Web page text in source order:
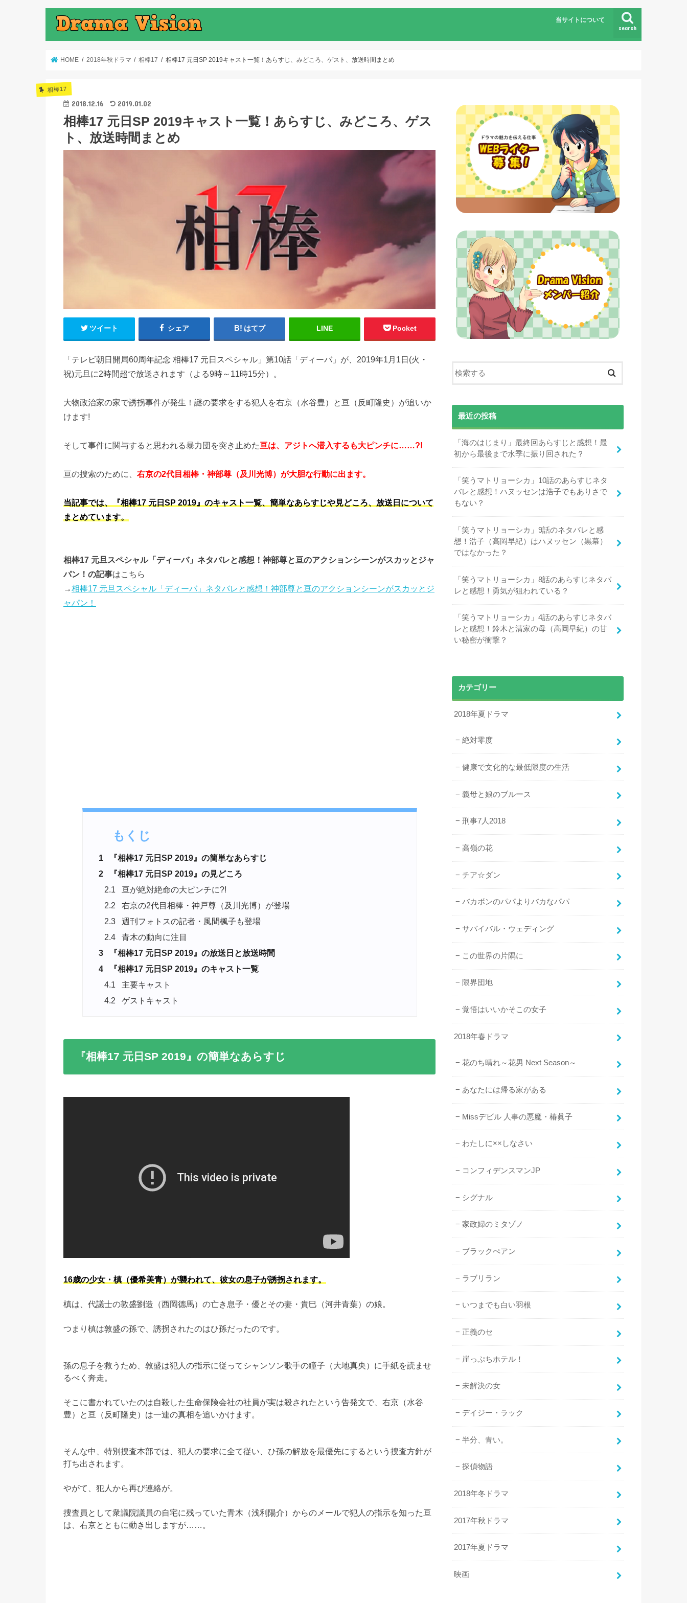
search
当サイトについて
HOME 2018年秋ドラマ 相棒17 相棒17 元日SP 2019キャスト一覧！あらすじ、みどころ、ゲスト、放送時間まとめ
相棒17
2018.12.16 2019.01.02
相棒17 元日SP 2019キャスト一覧！あらすじ、みどころ、ゲス
ト、放送時間まとめ
ツイート シェア はてブ LINE Pocket
「テレビ朝日開局60周年記念 相棒17 元日スペシャル」第10話「ディーバ」が、2019年1月1日(火・
祝)元旦に2時間超で放送されます（よる9時～11時15分）。
大物政治家の家で誘拐事件が発生！謎の要求をする犯人を右京（水谷豊）と亘（反町隆史）が追いか
けます!
そして事件に関与すると思われる暴力団を突き止めた亘は、アジトへ潜入するも大ピンチに……?!
亘の捜索のために、 右京の2代目相棒・神部尊（及川光博）が大胆な行動に出ます。
当記事では、『相棒17 元日SP 2019』のキャスト一覧、簡単なあらすじや見どころ、放送日について
まとめています。
相棒17 元旦スペシャル「ディーバ」ネタバレと感想！神部尊と亘のアクションシーンがスカッとジャ
パン！の記事はこちら
→相棒17 元旦スペシャル「ディーバ」ネタバレと感想！神部尊と亘のアクションシーンがスカッとジ
ャパン！
もくじ
1
『相棒17 元日SP 2019』の簡単なあらすじ
2
『相棒17 元日SP 2019』の見どころ
2.1
亘が絶対絶命の大ピンチに?!
2.2
右京の2代目相棒・神戸尊（及川光博）が登場
2.3
週刊フォトスの記者・風間楓子も登場
2.4
青木の動向に注目
3
『相棒17 元日SP 2019』の放送日と放送時間
4
『相棒17 元日SP 2019』のキャスト一覧
4.1
主要キャスト
4.2
ゲストキャスト
『相棒17 元日SP 2019』の簡単なあらすじ
16歳の少女・槙（優希美青）が襲われて、彼女の息子が誘拐されます。
槙は、代議士の敦盛劉造（西岡德馬）の亡き息子・優とその妻・貴巳（河井青葉）の娘。
つまり槙は敦盛の孫で、誘拐されたのはひ孫だったのです。
孫の息子を救うため、敦盛は犯人の指示に従ってシャンソン歌手の瞳子（大地真央）に手紙を読ませ
るべく奔走。
そこに書かれていたのは自殺した生命保険会社の社員が実は殺されたという告発文で、右京（水谷
豊）と亘（反町隆史）は一連の真相を追いかけます。
そんな中、特別捜査本部では、犯人の要求に全て従い、ひ孫の解放を最優先にするという捜査方針が
打ち出されます。
やがて、犯人から再び連絡が。
捜査員として衆議院議員の自宅に残っていた青木（浅利陽介）からのメールで犯人の指示を知った亘
は、右京とともに動き出しますが……。
最近の投稿
「海のはじまり」最終回あらすじと感想！最
初から最後まで水季に振り回された？
「笑うマトリョーシカ」10話のあらすじネタ
バレと感想！ハヌッセンは浩子でもありさで
もない？
「笑うマトリョーシカ」9話のネタバレと感
想！浩子（高岡早紀）はハヌッセン（黒幕）
ではなかった？
「笑うマトリョーシカ」8話のあらすじネタバ
レと感想！勇気が狙われている？
「笑うマトリョーシカ」4話のあらすじネタバ
レと感想！鈴木と清家の母（高岡早紀）の甘
い秘密が衝撃？
カテゴリー
2018年夏ドラマ
絶対零度
健康で文化的な最低限度の生活
義母と娘のブルース
刑事7人2018
高嶺の花
チア☆ダン
バカボンのパパよりバカなパパ
サバイバル・ウェディング
この世界の片隅に
限界団地
覚悟はいいかそこの女子
2018年春ドラマ
花のち晴れ～花男 Next Season～
あなたには帰る家がある
Missデビル 人事の悪魔・椿眞子
わたしに××しなさい
コンフィデンスマンJP
シグナル
家政婦のミタゾノ
ブラックぺアン
ラブリラン
いつまでも白い羽根
正義のセ
崖っぷちホテル！
未解決の女
デイジー・ラック
半分、青い。
探偵物語
2018年冬ドラマ
2017年秋ドラマ
2017年夏ドラマ
映画